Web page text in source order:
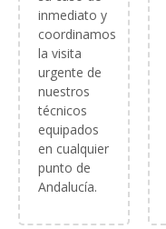
inmediato y
coordinamos
la visita
urgente de
nuestros
técnicos
equipados
en cualquier
punto de
Andalucía.